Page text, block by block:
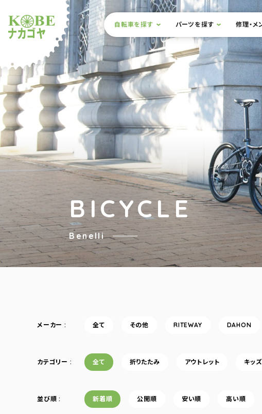
ショップナカゴヤ
サイト内メニュー
本文までスキップ
自転車を探す パーツを探す 修理・メ
BICYCLE
Benelli
メーカー 全て その他 RITEWAY DAHON
カテゴリー 全て 折りたたみ アウトレット キッ
並び順 新着順 公開順 安い順 高い順